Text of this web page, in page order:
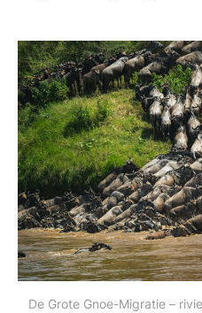
De Grote Gnoe-Migratie –